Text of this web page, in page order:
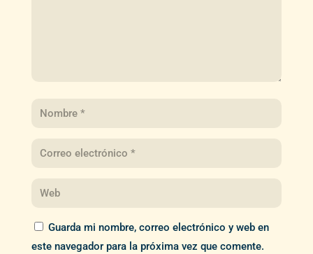
Guarda mi nombre, correo electrónico y web en
este navegador para la próxima vez que comente.